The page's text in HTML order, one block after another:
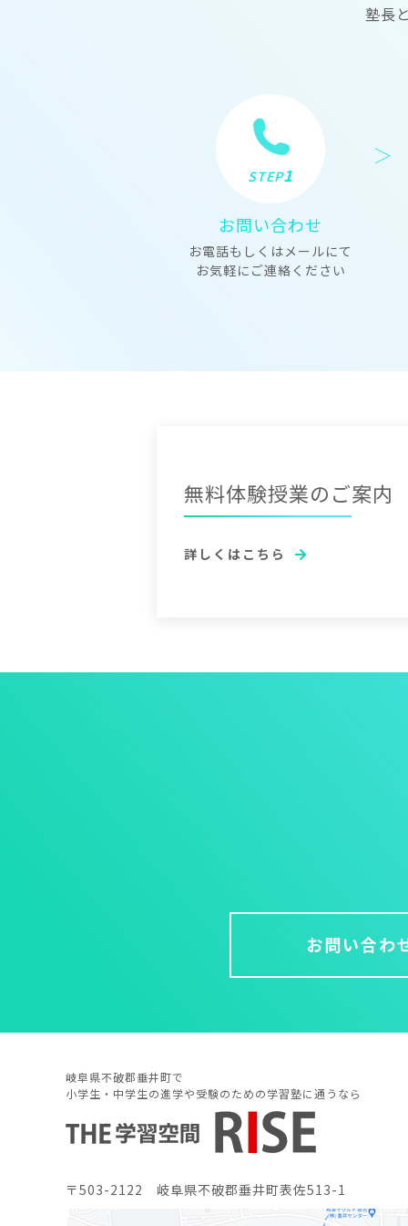
塾長
STEP1
お問い合わせ
お電話もしくはメールにて
お気軽にご連絡ください
無料体験授業のご案内
詳しくはこちら
お問い合わ
岐阜県不破郡垂井町で
小学生・中学生の進学や受験のための学習塾に通うなら
〒503-2122 岐阜県不破郡垂井町表佐513-1